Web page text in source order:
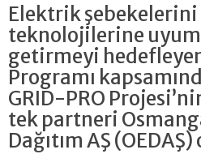
Elektrik
teknolojilerine
getirmeyi
Programı
GRID-PRO
tek partneri
Dağıtım AŞ